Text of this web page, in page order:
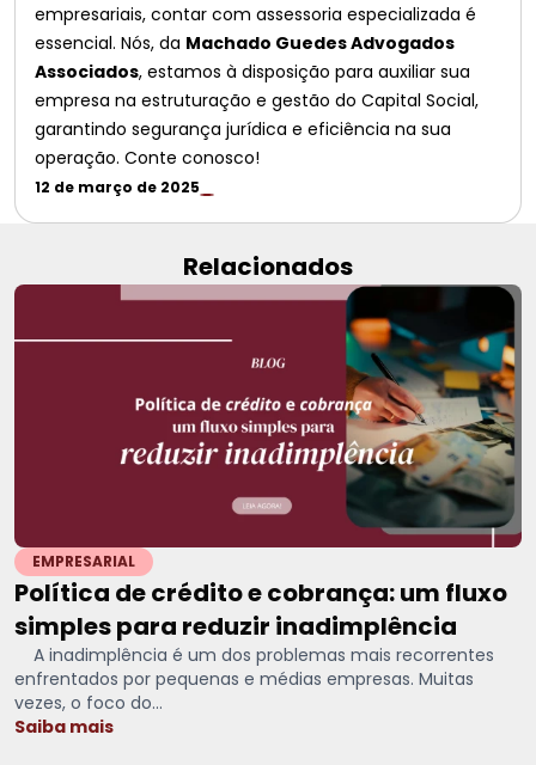
empresariais, contar com assessoria especializada é
essencial. Nós, da Machado Guedes Advogados
Associados, estamos à disposição para auxiliar sua
empresa na estruturação e gestão do Capital Social,
garantindo segurança jurídica e eficiência na sua
operação. Conte conosco!
12 de março de 2025
Relacionados
EMPRESARIAL
Política de crédito e cobrança: um fluxo
simples para reduzir inadimplência
A inadimplência é um dos problemas mais recorrentes
enfrentados por pequenas e médias empresas. Muitas
vezes, o foco do...
Saiba mais